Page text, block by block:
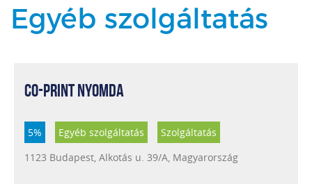
Egyéb szolgáltatás
CO-PRINT NYOMDA
5% Egyéb szolgáltatás
Szolgáltatás
1123 Budapest, Alkotás u. 39/A, Magyarország